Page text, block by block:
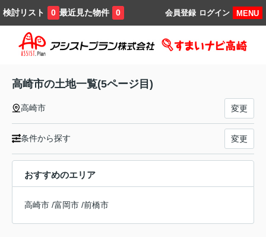
検討リスト 0 最近見た物件 0 MENU
ログイン
会員登録
高崎市の土地一覧(5ページ目)
高崎市 変更
条件から探す 変更
おすすめのエリア
高崎市 /富岡市 /前橋市